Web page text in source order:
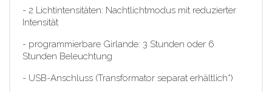
- 2 Lichtintensitäten: Nachtlichtmodus mit reduzierter
Intensität
- programmierbare Girlande: 3 Stunden oder 6
Stunden Beleuchtung
- USB-Anschluss (Transformator separat erhältlich*)